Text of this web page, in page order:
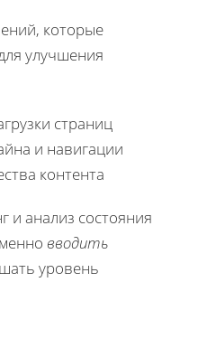
которые
улучшения
страниц
и навигации
контента
и анализ состояния
вводить
уровень